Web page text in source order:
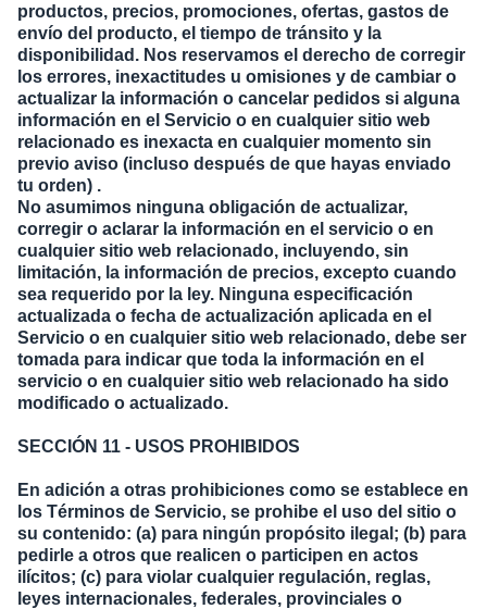
productos, precios, promociones, ofertas, gastos de
envío del producto, el tiempo de tránsito y la
disponibilidad. Nos reservamos el derecho de corregir
los errores, inexactitudes u omisiones y de cambiar o
actualizar la información o cancelar pedidos si alguna
información en el Servicio o en cualquier sitio web
relacionado es inexacta en cualquier momento sin
previo aviso (incluso después de que hayas enviado
tu orden) .
No asumimos ninguna obligación de actualizar,
corregir o aclarar la información en el servicio o en
cualquier sitio web relacionado, incluyendo, sin
limitación, la información de precios, excepto cuando
sea requerido por la ley. Ninguna especificación
actualizada o fecha de actualización aplicada en el
Servicio o en cualquier sitio web relacionado, debe ser
tomada para indicar que toda la información en el
servicio o en cualquier sitio web relacionado ha sido
modificado o actualizado.
SECCIÓN 11 - USOS PROHIBIDOS
En adición a otras prohibiciones como se establece en
los Términos de Servicio, se prohibe el uso del sitio o
su contenido: (a) para ningún propósito ilegal; (b) para
pedirle a otros que realicen o participen en actos
ilícitos; (c) para violar cualquier regulación, reglas,
leyes internacionales, federales, provinciales o